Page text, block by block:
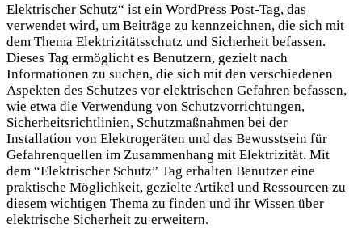
Elektrischer Schutz“ ist ein WordPress Post-Tag, das
verwendet wird, um Beiträge zu kennzeichnen, die sich mit
dem Thema Elektrizitätsschutz und Sicherheit befassen.
Dieses Tag ermöglicht es Benutzern, gezielt nach
Informationen zu suchen, die sich mit den verschiedenen
Aspekten des Schutzes vor elektrischen Gefahren befassen,
wie etwa die Verwendung von Schutzvorrichtungen,
Sicherheitsrichtlinien, Schutzmaßnahmen bei der
Installation von Elektrogeräten und das Bewusstsein für
Gefahrenquellen im Zusammenhang mit Elektrizität. Mit
dem “Elektrischer Schutz” Tag erhalten Benutzer eine
praktische Möglichkeit, gezielte Artikel und Ressourcen zu
diesem wichtigen Thema zu finden und ihr Wissen über
elektrische Sicherheit zu erweitern.